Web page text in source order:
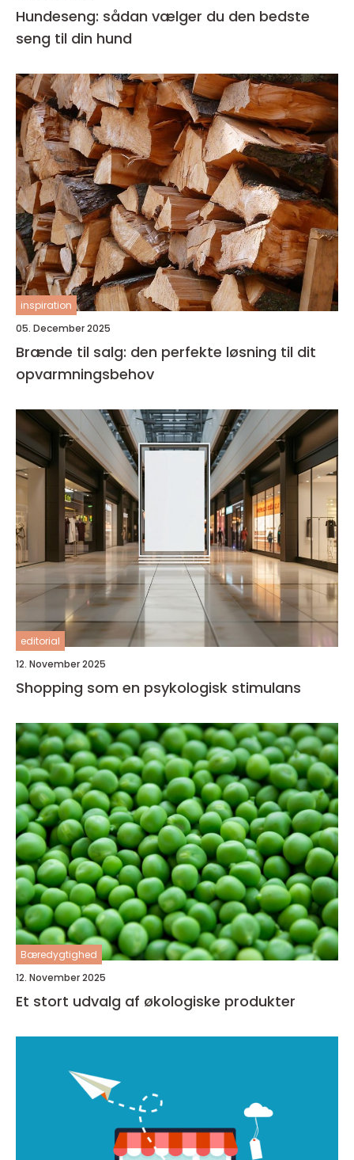
Hundeseng: sådan vælger du den bedste
seng til din hund
inspiration
05. December 2025
Brænde til salg: den perfekte løsning til dit
opvarmningsbehov
editorial
12. November 2025
Shopping som en psykologisk stimulans
Bæredygtighed
12. November 2025
Et stort udvalg af økologiske produkter